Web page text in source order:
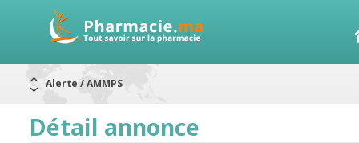
Aureomycine ophtalmique : Rappel de lots
Nouveau : Déclaration d'effets indésirables
ARRÊT DE COMMERCIALISATION
RAPPELS DE LOTS
Détail annonce